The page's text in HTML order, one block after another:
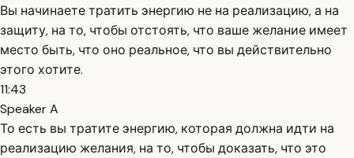
Вы начинаете тратить энергию не на реализацию, а на
защиту, на то, чтобы отстоять, что ваше желание имеет
место быть, что оно реальное, что вы действительно
этого хотите.
11:43
Speaker A
То есть вы тратите энергию, которая должна идти на
реализацию желания, на то, чтобы доказать, что это